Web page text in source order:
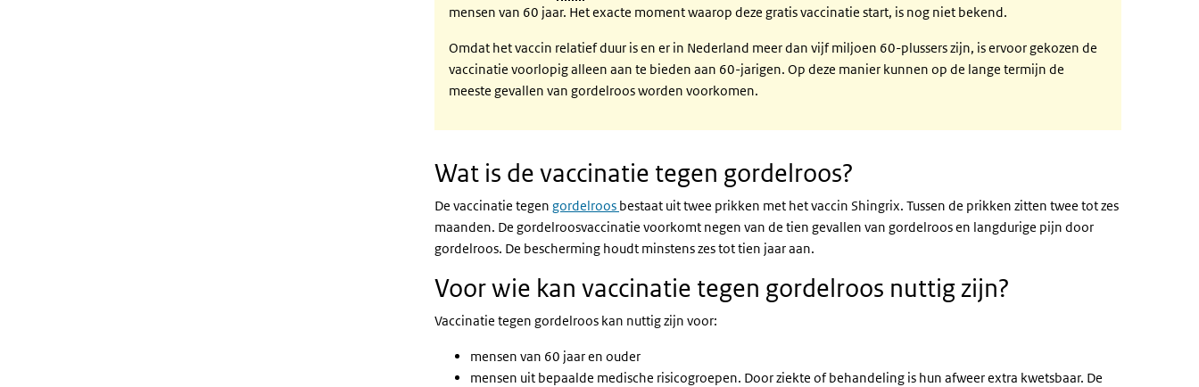
mensen van 60 jaar. Het exacte moment waarop deze gratis vaccinatie start, is nog niet bekend.
Omdat het vaccin relatief duur is en er in Nederland meer dan vijf miljoen 60-plussers zijn, is ervoor gekozen de
vaccinatie voorlopig alleen aan te bieden aan 60-jarigen. Op deze manier kunnen op de lange termijn de
meeste gevallen van gordelroos worden voorkomen.
Wat is de vaccinatie tegen gordelroos?
De vaccinatie tegen gordelroos bestaat uit twee prikken met het vaccin Shingrix. Tussen de prikken zitten twee tot zes
maanden. De gordelroosvaccinatie voorkomt negen van de tien gevallen van gordelroos en langdurige pijn door
gordelroos. De bescherming houdt minstens zes tot tien jaar aan.
Voor wie kan vaccinatie tegen gordelroos nuttig zijn?
Vaccinatie tegen gordelroos kan nuttig zijn voor:
mensen van 60 jaar en ouder
mensen uit bepaalde medische risicogroepen. Door ziekte of behandeling is hun afweer extra kwetsbaar. De